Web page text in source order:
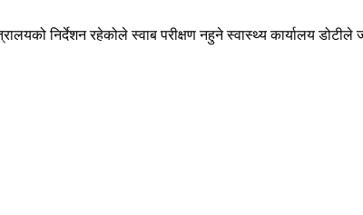
निर्देशन रहेकोले स्वाब परीक्षण नहुने स्वास्थ्य कार्यालय